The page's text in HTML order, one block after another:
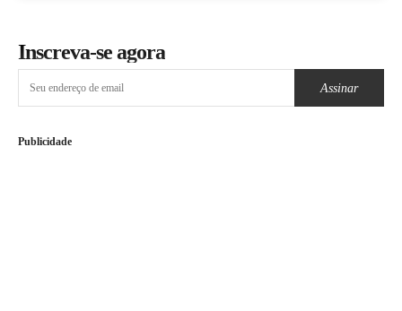
Inscreva-se agora
Assinar
Publicidade